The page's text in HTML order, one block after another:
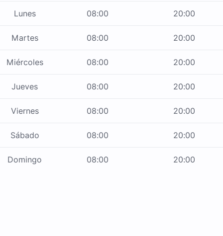
Lunes 08:00 20:00
Martes 08:00 20:00
Miércoles 08:00 20:00
Jueves 08:00 20:00
Viernes 08:00 20:00
Sábado 08:00 20:00
Domingo 08:00 20:00